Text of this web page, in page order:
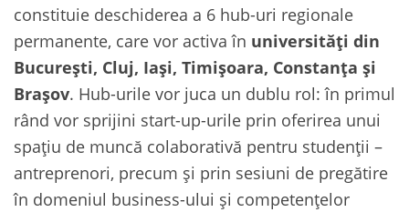
constituie deschiderea a 6 hub-uri regionale
permanente, care vor activa în universități din
București, Cluj, Iași, Timișoara, Constanța și
Brașov. Hub-urile vor juca un dublu rol: în primul
rând vor sprijini start-up-urile prin oferirea unui
spațiu de muncă colaborativă pentru studenții –
antreprenori, precum și prin sesiuni de pregătire
în domeniul business-ului și competențelor